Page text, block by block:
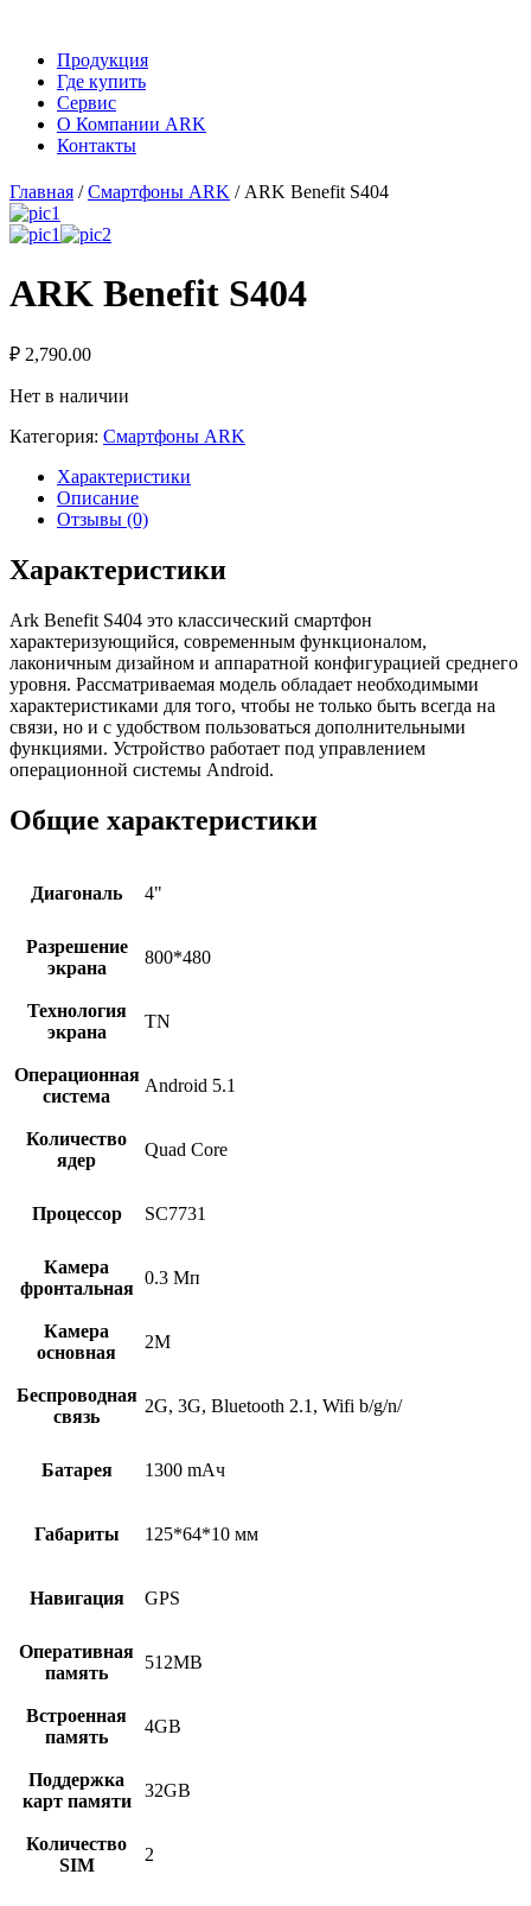
Продукция
Где купить
Сервис
О Компании ARK
Контакты
Главная /Смартфоны ARK / ARK Benefit S404
ARK Benefit S404
₽ 2,790.00
Нет в наличии
Категория: Смартфоны ARK
Характеристики
Описание
Отзывы (0)
Xарактеристики
Ark Benefit S404 это классический смартфон
характеризующийся, современным функционалом,
лаконичным дизайном и аппаратной конфигурацией среднего
уровня. Рассматриваемая модель обладает необходимыми
характеристиками для того, чтобы не только быть всегда на
связи, но и с удобством пользоваться дополнительными
функциями. Устройство работает под управлением
операционной системы Аndroid.
Общие характеристики
Диагональ 4"
Разрешение
экрана
800*480
Технология
экрана
TN
Операционная
система
Android 5.1
Количество
ядер
Quad Core
Процессор SC7731
Камера
фронтальная
0.3 Мп
Камера
основная
2M
Беспроводная
связь
2G, 3G, Bluetooth 2.1, Wifi b/g/n/
Батарея 1300 mAч
Габариты 125*64*10 мм
Навигация GPS
Оперативная
память
512MB
Встроенная
память
4GB
Поддержка
карт памяти
32GB
Количество
SIM
2